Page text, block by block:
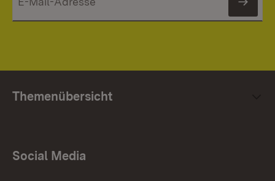
Themenübersicht
Social Media